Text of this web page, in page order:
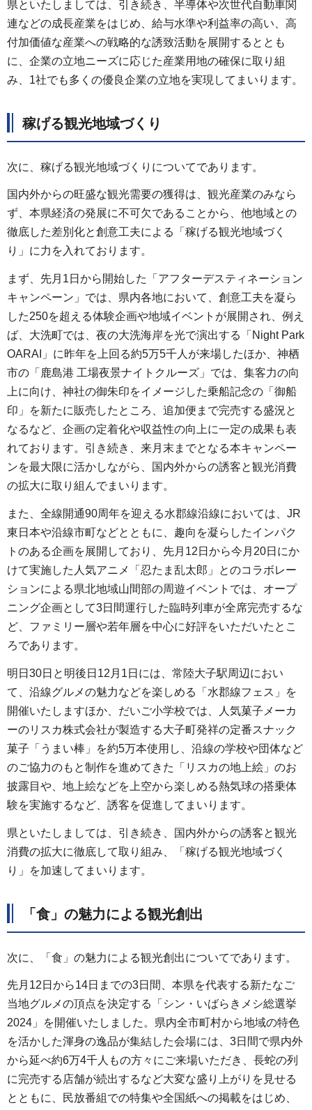
県といたしましては、引き続き、半導体や次世代自動車関
連などの成長産業をはじめ、給与水準や利益率の高い、高
付加価値な産業への戦略的な誘致活動を展開するととも
に、企業の立地ニーズに応じた産業用地の確保に取り組
み、1社でも多くの優良企業の立地を実現してまいります。
稼げる観光地域づくり
次に、稼げる観光地域づくりについてであります。
国内外からの旺盛な観光需要の獲得は、観光産業のみなら
ず、本県経済の発展に不可欠であることから、他地域との
徹底した差別化と創意工夫による「稼げる観光地域づく
り」に力を入れております。
まず、先月1日から開始した「アフターデスティネーション
キャンペーン」では、県内各地において、創意工夫を凝ら
した250を超える体験企画や地域イベントが展開され、例え
ば、大洗町では、夜の大洗海岸を光で演出する「Night Park
OARAI」に昨年を上回る約5万5千人が来場したほか、神栖
市の「鹿島港 工場夜景ナイトクルーズ」では、集客力の向
上に向け、神社の御朱印をイメージした乗船記念の「御船
印」を新たに販売したところ、追加便まで完売する盛況と
なるなど、企画の定着化や収益性の向上に一定の成果も表
れております。引き続き、来月末までとなる本キャンペー
ンを最大限に活かしながら、国内外からの誘客と観光消費
の拡大に取り組んでまいります。
また、全線開通90周年を迎える水郡線沿線においては、JR
東日本や沿線市町などとともに、趣向を凝らしたインパク
トのある企画を展開しており、先月12日から今月20日にか
けて実施した人気アニメ「忍たま乱太郎」とのコラボレー
ションによる県北地域山間部の周遊イベントでは、オープ
ニング企画として3日間運行した臨時列車が全席完売するな
ど、ファミリー層や若年層を中心に好評をいただいたとこ
ろであります。
明日30日と明後日12月1日には、常陸大子駅周辺におい
て、沿線グルメの魅力などを楽しめる「水郡線フェス」を
開催いたしますほか、だいご小学校では、人気菓子メーカ
ーのリスカ株式会社が製造する大子町発祥の定番スナック
菓子「うまい棒」を約5万本使用し、沿線の学校や団体など
のご協力のもと制作を進めてきた「リスカの地上絵」のお
披露目や、地上絵などを上空から楽しめる熱気球の搭乗体
験を実施するなど、誘客を促進してまいります。
県といたしましては、引き続き、国内外からの誘客と観光
消費の拡大に徹底して取り組み、「稼げる観光地域づく
り」を加速してまいります。
「食」の魅力による観光創出
次に、「食」の魅力による観光創出についてであります。
先月12日から14日までの3日間、本県を代表する新たなご
当地グルメの頂点を決定する「シン・いばらきメシ総選挙
2024」を開催いたしました。県内全市町村から地域の特色
を活かした渾身の逸品が集結した会場には、3日間で県内外
から延べ約6万4千人もの方々にご来場いただき、長蛇の列
に完売する店舗が続出するなど大変な盛り上がりを見せる
とともに、民放番組での特集や全国紙への掲載をはじめ、